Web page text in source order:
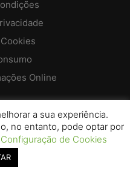
Online
a sua experiência.
no entanto, pode optar por
Configuração de Cookies